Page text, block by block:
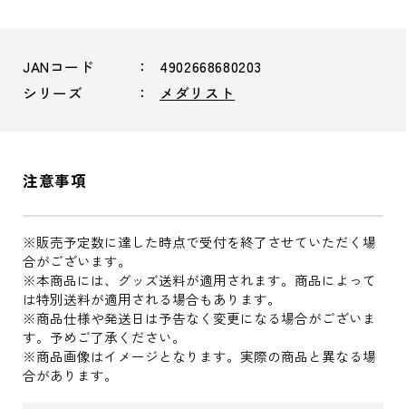
JANコード
4902668680203
シリーズ
メダリスト
注意事項
※販売予定数に達した時点で受付を終了させていただく場
合がございます。
※本商品には、グッズ送料が適用されます。商品によって
は特別送料が適用される場合もあります。
※商品仕様や発送日は予告なく変更になる場合がございま
す。予めご了承ください。
※商品画像はイメージとなります。実際の商品と異なる場
合があります。